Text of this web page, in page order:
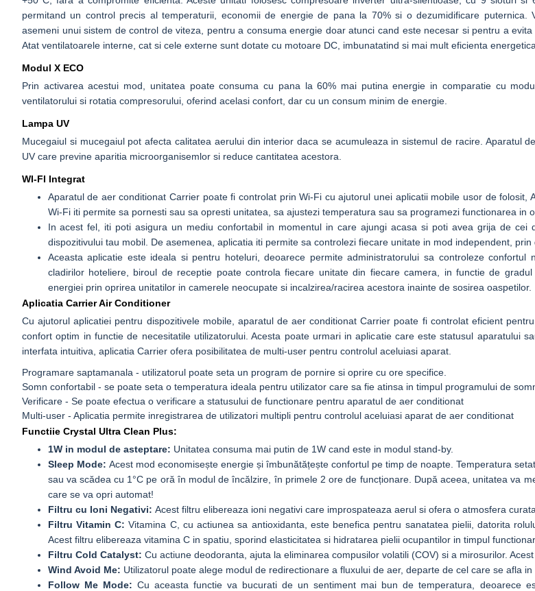
permitand un control precis al temperaturii, economii de energie de pana la 70% si o dezumidificare puternica.
asemeni unui sistem de control de viteza, pentru a consuma energie doar atunci cand este necesar si pentru a
Atat ventilatoarele interne, cat si cele externe sunt dotate cu motoare DC, imbunatatind si mai mult eficienta
Modul X ECO
Prin activarea acestui mod, unitatea poate consuma cu pana la 60% mai putina energie in comparatie cu
ventilatorului si rotatia compresorului, oferind acelasi confort, dar cu un consum minim de energie.
Lampa UV
Mucegaiul si mucegaiul pot afecta calitatea aerului din interior daca se acumuleaza in sistemul de racire. Aparatul
UV care previne aparitia microorganisemlor si reduce cantitatea acestora.
WI-FI Integrat
Aparatul de aer conditionat Carrier poate fi controlat prin Wi-Fi cu ajutorul unei aplicatii mobile usor de folosit,
Wi-Fi iti permite sa pornesti sau sa opresti unitatea, sa ajustezi temperatura sau sa programezi functionarea in
In acest fel, iti poti asigura un mediu confortabil in momentul in care ajungi acasa si poti avea grija de cei
dispozitivului tau mobil. De asemenea, aplicatia iti permite sa controlezi fiecare unitate in mod independent, prin
Aceasta aplicatie este ideala si pentru hoteluri, deoarece permite administratorului sa controleze
cladirilor hoteliere, biroul de receptie poate controla fiecare unitate din fiecare camera, in functie de
energiei prin oprirea unitatilor in camerele neocupate si incalzirea/racirea acestora inainte de sosirea oaspetilor.
Aplicatia Carrier Air Conditioner
Cu ajutorul aplicatiei pentru dispozitivele mobile, aparatul de aer conditionat Carrier poate fi controlat eficient
confort optim in functie de necesitatile utilizatorului. Acesta poate urmari in aplicatie care este statusul aparatului
interfata intuitiva, aplicatia Carrier ofera posibilitatea de multi-user pentru controlul aceluiasi aparat.
Programare saptamanala - utilizatorul poate seta un program de pornire si oprire cu ore specifice.
Somn confortabil - se poate seta o temperatura ideala pentru utilizator care sa fie atinsa in timpul programului de
Verificare - Se poate efectua o verificare a statusului de functionare pentru aparatul de aer conditionat
Multi-user - Aplicatia permite inregistrarea de utilizatori multipli pentru controlul aceluiasi aparat de aer conditionat
Functiie Crystal Ultra Clean Plus:
1W in modul de asteptare: Unitatea consuma mai putin de 1W cand este in modul stand-by.
Sleep Mode: Acest mod economisește energie și îmbunătățește confortul pe timp de noapte. Temperatura
sau va scădea cu 1°C pe oră în modul de încălzire, în primele 2 ore de funcționare. După aceea, unitatea va
care se va opri automat!
Filtru cu Ioni Negativi: Acest filtru elibereaza ioni negativi care improspateaza aerul si ofera o atmosfera
Filtru Vitamin C: Vitamina C, cu actiunea sa antioxidanta, este benefica pentru sanatatea pielii, datorita
Acest filtru elibereaza vitamina C in spatiu, sporind elasticitatea si hidratarea pielii ocupantilor in timpul
Filtru Cold Catalyst: Cu actiune deodoranta, ajuta la eliminarea compusilor volatili (COV) si a mirosurilor.
Wind Avoid Me: Utilizatorul poate alege modul de redirectionare a fluxului de aer, departe de cel care se afla in
Follow Me Mode: Cu aceasta functie va bucurati de un sentiment mai bun de temperatura, deoarece